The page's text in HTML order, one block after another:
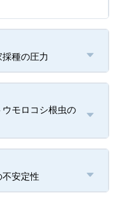
種の圧力
モロコシ根虫の
安定性